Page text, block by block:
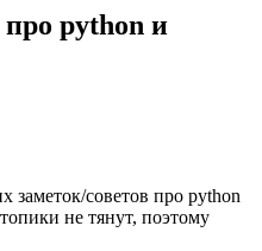
python и
заметок/советов про python
не тянут, поэтому